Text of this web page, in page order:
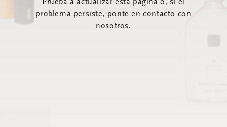
Prueba a actualizar esta página o, si el
problema persiste, ponte en contacto con
nosotros.